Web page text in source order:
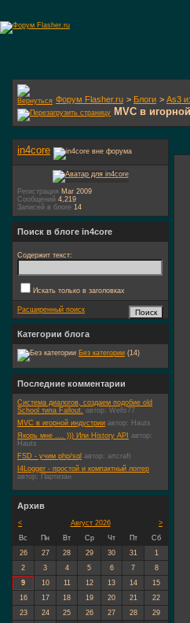
Форум Flasher.ru > Блоги > As3
MVC в
in4core
Регистрация Mar 2009
Сообщений 4,219
Записей в блоге 14
Поиск в блоге in4core
Содержит текст:
Искать только в заголовках
Расширенный поиск
Категории блога
Без категории (14)
Последние комментарии
Система диалогов, создаем подобие old
School типа Fallout. автор: Wells77
MVC в игорной индустрии автор: Hauts
Якорь мне .... ))) Или History API автор:
Hauts
FSD - учим php/sql автор: artcraft
I4Logger - простой и компактный логгер
автор: Партизан
Архив
< >
Август 2026
Вс
Пн Вт Ср Чт Пт
Сб
26
27 28 29 30 31
1
2
3 4 5 6 7
8
9
10 11 12 13 14
15
16
17 18 19 20 21
22
23
24 25 26 27 28
29